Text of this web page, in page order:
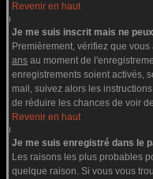
Revenir en haut
Je me suis inscrit mais ne
Premièrement, vérifiez que
ans au moment de
enregistrements soient activés,
mail, suivez alors les
de réduire les chances de voir
Revenir en haut
Je me suis enregistré dans le
Les raisons les plus probables
quelque raison. Si vous vous